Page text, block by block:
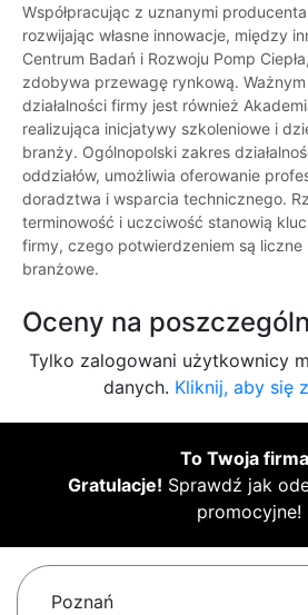
Współpracując z uznanymi
rozwijając własne innowacje, między
Centrum Badań i Rozwoju Pomp
zdobywa przewagę rynkową.
działalności firmy jest również
realizująca inicjatywy szkoleniowe i
branży. Ogólnopolski zakres
oddziałów, umożliwia oferowanie
doradztwa i wsparcia technicznego.
terminowość i uczciwość stanowią
firmy, czego potwierdzeniem są liczne
branżowe.
Oceny na
Tylko zalogowani użytkownicy
danych. Kliknij, aby się
To Twoja firma
Gratulacje! Sprawdź jak
promocyjne!
Poznań